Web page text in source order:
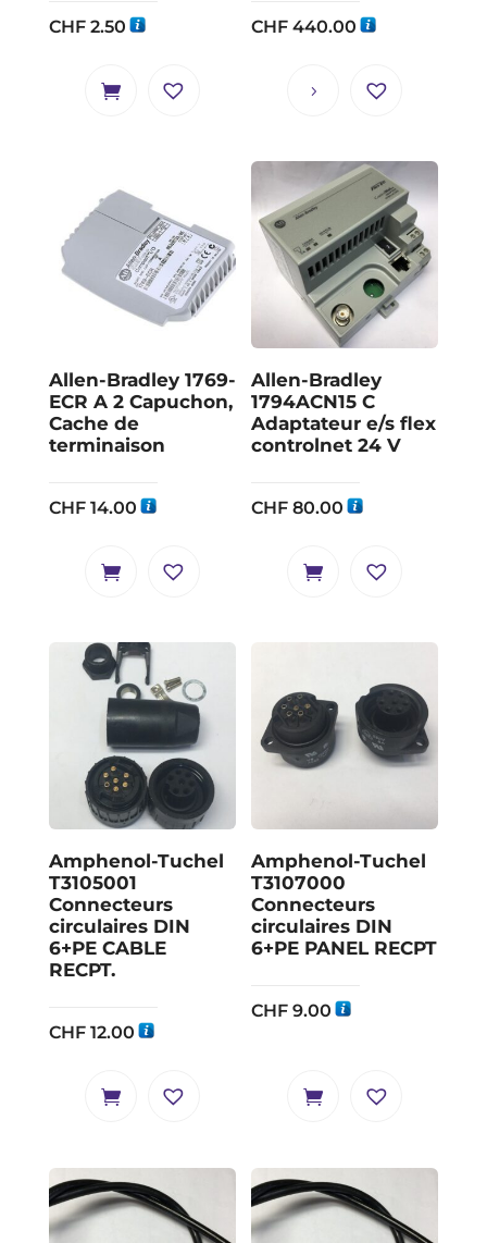
CHF2.50 CHF 440.00
Allen-Bradley 1769-
ECR A 2 Capuchon,
Cache de
terminaison
CHF14.00
Allen-Bradley
1794ACN15 C
Adaptateur e/s flex
controlnet 24 V
CHF 80.00
Amphenol-Tuchel
T3105001
Connecteurs
circulaires DIN
6+PE CABLE
RECPT.
CHF12.00
Amphenol-Tuchel
T3107000
Connecteurs
circulaires DIN
6+PE PANEL RECPT
CHF 9.00